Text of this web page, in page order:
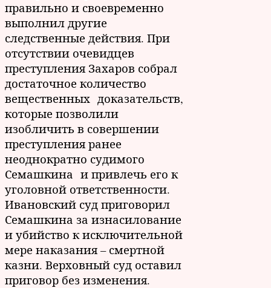
правильно и своевременно
выполнил другие
следственные действия. При
отсутствии очевидцев
преступления Захаров собрал
достаточное количество
вещественных доказательств,
которые позволили
изобличить в совершении
преступления ранее
неоднократно судимого
Семашкина и привлечь его к
уголовной ответственности.
Ивановский суд приговорил
Семашкина за изнасилование
и убийство к исключительной
мере наказания – смертной
казни. Верховный суд оставил
приговор без изменения.